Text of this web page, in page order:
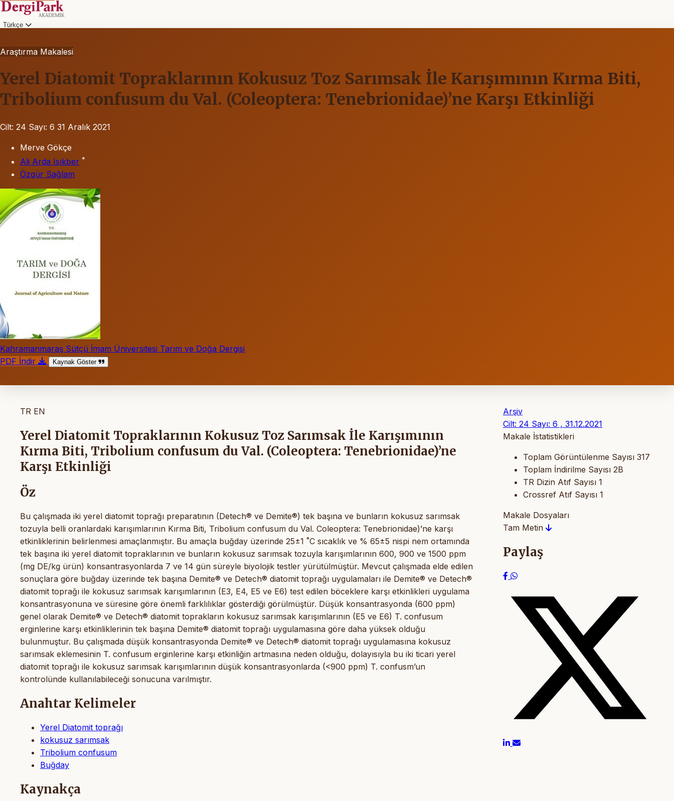
Türkçe
Araştırma Makalesi
Yerel Diatomit Topraklarının Kokusuz Toz Sarımsak İle Karışımının Kırma Biti,
Tribolium confusum du Val. (Coleoptera: Tenebrionidae)’ne Karşı Etkinliği
Cilt: 24 Sayı: 6 31 Aralık 2021
Merve Gökçe
Ali Arda Isıkber *
Özgür Sağlam
Kahramanmaraş Sütçü İmam Üniversitesi Tarım ve Doğa Dergisi
PDF İndir
Kaynak Göster
TR EN
Yerel Diatomit Topraklarının Kokusuz Toz Sarımsak İle Karışımının
Kırma Biti, Tribolium confusum du Val. (Coleoptera: Tenebrionidae)’ne
Karşı Etkinliği
Öz
Bu çalışmada iki yerel diatomit toprağı preparatının (Detech® ve Demite®) tek başına ve bunların kokusuz sarımsak
tozuyla belli oranlardaki karışımlarının Kırma Biti, Tribolium confusum du Val. Coleoptera: Tenebrionidae)’ne karşı
etkinliklerinin belirlenmesi amaçlanmıştır. Bu amaçla buğday üzerinde 25±1 ˚C sıcaklık ve % 65±5 nispi nem ortamında
tek başına iki yerel diatomit topraklarının ve bunların kokusuz sarımsak tozuyla karışımlarının 600, 900 ve 1500 ppm
(mg DE/kg ürün) konsantrasyonlarda 7 ve 14 gün süreyle biyolojik testler yürütülmüştür. Mevcut çalışmada elde edilen
sonuçlara göre buğday üzerinde tek başına Demite® ve Detech® diatomit toprağı uygulamaları ile Demite® ve Detech®
diatomit toprağı ile kokusuz sarımsak karışımlarının (E3, E4, E5 ve E6) test edilen böceklere karşı etkinlikleri uygulama
konsantrasyonuna ve süresine göre önemli farklılıklar gösterdiği görülmüştür. Düşük konsantrasyonda (600 ppm)
genel olarak Demite® ve Detech® diatomit toprakların kokusuz sarımsak karışımlarının (E5 ve E6) T. confusum
erginlerine karşı etkinliklerinin tek başına Demite® diatomit toprağı uygulamasına göre daha yüksek olduğu
bulunmuştur. Bu çalışmada düşük konsantrasyonda Demite® ve Detech® diatomit toprağı uygulamasına kokusuz
sarımsak eklemesinin T. confusum erginlerine karşı etkinliğin artmasına neden olduğu, dolayısıyla bu iki ticari yerel
diatomit toprağı ile kokusuz sarımsak karışımlarının düşük konsantrasyonlarda (<900 ppm) T. confusm’un
kontrolünde kullanılabileceği sonucuna varılmıştır.
Anahtar Kelimeler
Yerel Diatomit toprağı
kokusuz sarımsak
Tribolium confusum
Buğday
Kaynakça
Arşiv
Cilt: 24 Sayı: 6 , 31.12.2021
Makale İstatistikleri
Toplam Görüntülenme Sayısı 317
Toplam İndirilme Sayısı 2B
TR Dizin Atıf Sayısı 1
Crossref Atıf Sayısı 1
Makale Dosyaları
Tam Metin
Paylaş